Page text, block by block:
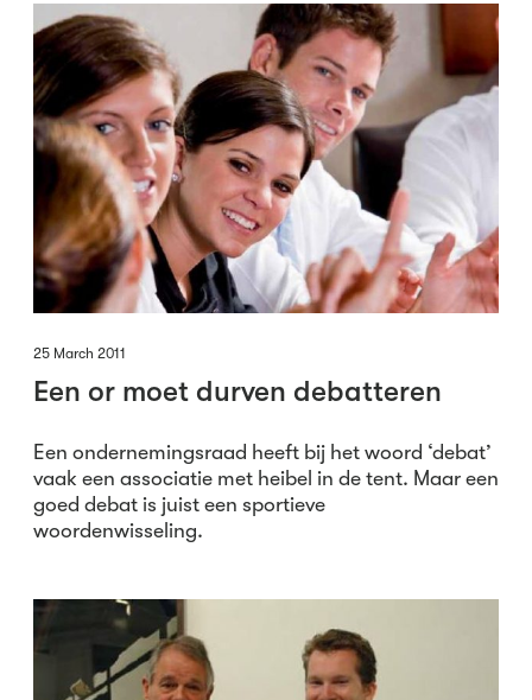
25 March 2011
Een or moet durven debatteren
Een ondernemingsraad heeft bij het woord ‘debat’
vaak een associatie met heibel in de tent. Maar een
goed debat is juist een sportieve
woordenwisseling.